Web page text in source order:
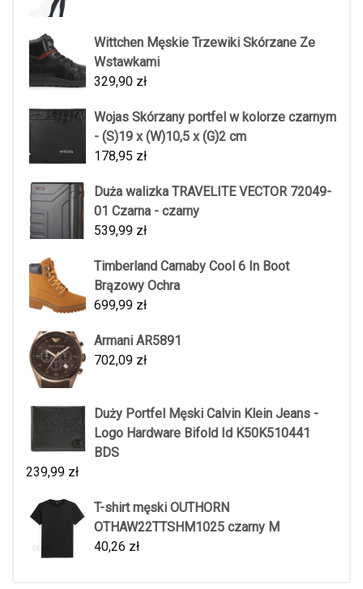
Wittchen Męskie Trzewiki Skórzane Ze
Wstawkami
329,90 zł
Wojas Skórzany portfel w kolorze czarnym
- (S)19 x (W)10,5 x (G)2 cm
178,95 zł
Duża walizka TRAVELITE VECTOR 72049-
01 Czarna - czarny
539,99 zł
Timberland Carnaby Cool 6 In Boot
Brązowy Ochra
699,99 zł
Armani AR5891
702,09 zł
Duży Portfel Męski Calvin Klein Jeans -
Logo Hardware Bifold Id K50K510441
BDS
239,99 zł
T-shirt męski OUTHORN
OTHAW22TTSHM1025 czarny M
40,26 zł